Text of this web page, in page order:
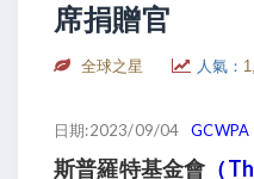
席捐贈官
全球之星 人氣：
日期:2023/09/04GCWPA
斯普羅特基金會 （